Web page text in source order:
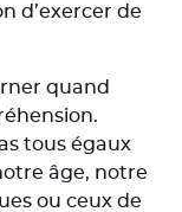
d’exercer de
quand
tous égaux
âge, notre
ou ceux de